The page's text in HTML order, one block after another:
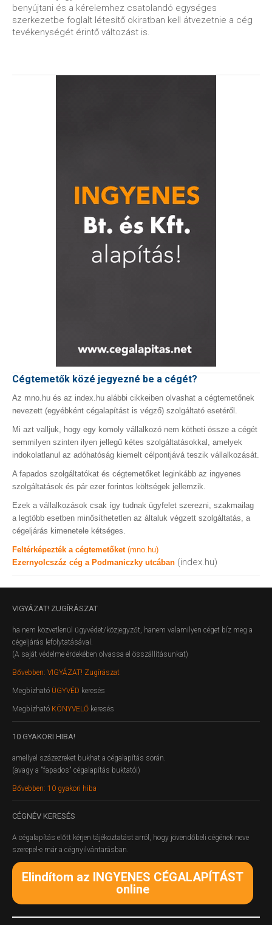
benyújtani és a kérelemhez csatolandó egységes
szerkezetbe foglalt létesítő okiratban kell átvezetnie a cég
tevékenységét érintő változást is.
Cégtemetők közé jegyezné be a cégét?
Az mno.hu és az index.hu alábbi cikkeiben olvashat a cégtemetőnek
nevezett (egyébként cégalapítást is végző) szolgáltató esetéről.
Mi azt valljuk, hogy egy komoly vállalkozó nem kötheti össze a cégét
semmilyen szinten ilyen jellegű kétes szolgáltatásokkal, amelyek
indokolatlanul az adóhatóság kiemelt célpontjává teszik vállalkozását.
A fapados szolgáltatókat és cégtemetőket leginkább az ingyenes
szolgáltatások és pár ezer forintos költségek jellemzik.
Ezek a vállalkozások csak így tudnak ügyfelet szerezni, szakmailag
a legtöbb esetben minősíthetetlen az általuk végzett szolgáltatás, a
cégeljárás kimenetele kétséges.
Feltérképezték a cégtemetőket (mno.hu)
Ezernyolcszáz cég a Podmaniczky utcában (index.hu)
VIGYÁZAT! ZUGÍRÁSZAT
ha nem közvetlenül ügyvédet/közjegyzőt, hanem valamilyen céget bíz meg a
cégeljárás lefolytatásával.
(A saját védelme érdekében olvassa el összállításunkat)
Bővebben: VIGYÁZAT! Zugírászat
Megbízható ÜGYVÉD keresés
Megbízható KÖNYVELŐ keresés
10 GYAKORI HIBA!
amellyel százezreket bukhat a cégalapítás során.
(avagy a "fapados" cégalapítás buktatói)
Bővebben: 10 gyakori hiba
CÉGNÉV KERESÉS
A cégalapítás előtt kérjen tájékoztatást arról, hogy jövendőbeli cégének neve
szerepel-e már a cégnyilvántarásban.
Elindítom az INGYENES CÉGALAPÍTÁST
online